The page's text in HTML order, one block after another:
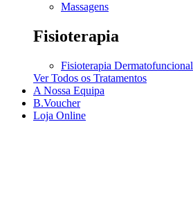
Massagens
Fisioterapia
Fisioterapia Dermatofuncional
Ver Todos os Tratamentos
A Nossa Equipa
B.Voucher
Loja Online